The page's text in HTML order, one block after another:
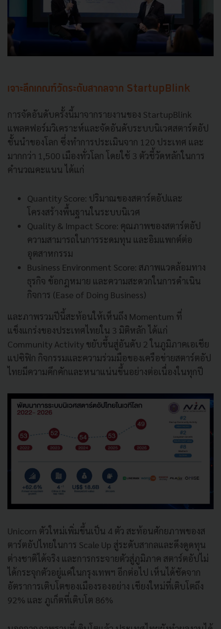
เจาะลึกเกณฑ์วัดระดับสากลจาก StartupBlink
การจัดอันดับครั้งนี้มาจากรายงานของ StartupBlink
แพลตฟอร์มวิเคราะห์และจัดอันดับระบบนิเวศสตาร์ตอัป
ชั้นนำของโลก ซึ่งทำการประเมินจาก 120 ประเทศ และ
มากกว่า 1,500 เมืองทั่วโลก โดยใช้ 3 ตัวชี้วัดหลักในการ
คำนวณคะแนน ได้แก่
Quantity Score: ปริมาณของสตาร์ตอัปและ
โครงสร้างพื้นฐานในระบบนิเวศ
Quality & Impact Score: คุณภาพของสตาร์ตอัป
ความสามารถในการระดมทุน และอิมแพกต์ต่อ
อุตสาหกรรม
Business Environment Score: สภาพแวดล้อมทาง
ธุรกิจ ข้อกฎหมาย และความสะดวกในการดำเนิน
กิจการ (Ease of Doing Business)
และภาพรวมปีนี้สะท้อนให้เห็นถึง Momentum ที่
แข็งแกร่งของประเทศไทยใน 3 มิติหลัก ได้แก่
Community Activity ขยับขึ้นสู่อันดับ 2 ในภูมิภาคเอเชีย
แปซิฟิก กิจกรรมและความร่วมมือของเครือข่ายสตาร์ตอัป
ไทยมีความคึกคักและหนาแน่นขึ้นอย่างต่อเนื่องในทุกปี
Unicorn ตัวใหม่เพิ่มขึ้นเป็น 4 ตัว สะท้อนศักยภาพของส
ตาร์ตอัปไทยในการ Scale Up สู่ระดับสากลและดึงดูดทุน
ต่างชาติได้จริง และการกระจายตัวสู่ภูมิภาค สตาร์ตอัปไม่
ได้กระจุกตัวอยู่แค่ในกรุงเทพฯ อีกต่อไป เห็นได้ชัดจาก
อัตราการเติบโตของเมืองรองอย่าง เชียงใหม่ที่เติบโตถึง
92% และ ภูเก็ตที่เติบโต 86%